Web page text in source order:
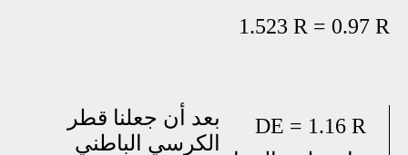
1.523 R = 0.97 R
DE = 1.16 R
بعد أن جعلنا قطر
الكرسي الباطني